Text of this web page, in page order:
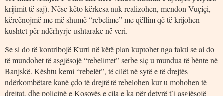
krijimit të saj). Nëse këto kërkesa nuk realizohen, mendon Vuçiçi,
kërcënojmë me më shumë “rebelime” me qëllim që të krijohen
kushtet për ndërhyrje ushtarake në veri.
Se si do të kontribojë Kurti në këtë plan kuptohet nga fakti se ai do
të mundohet të asgjësojë “rebelimet” serbe siç u mundua të bënte në
Banjskë. Kështu kemi “rebelët”, të cilët në sytë e të drejtës
ndërkombëtare kanë çdo të drejtë të rebelohen kur u mohohen të
drejtat, dhe policinë e Kosovës e cila e ka për detyrë t`i asgjësojë